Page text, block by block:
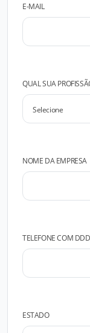
E-MAIL
QUAL SUA
NOME DA EMPRESA
TELEFONE COM DDD
ESTADO